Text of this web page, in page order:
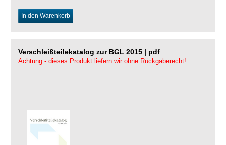
In den Warenkorb
Verschleißteilekatalog zur BGL 2015 | pdf
Achtung - dieses Produkt liefern wir ohne Rückgaberecht!